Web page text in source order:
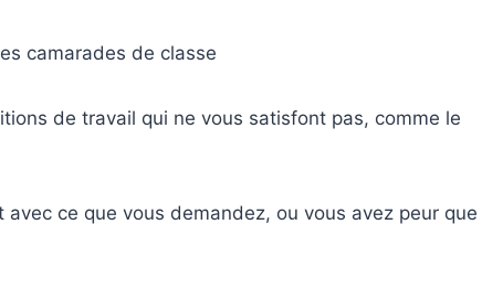
camarades de classe
de travail qui ne vous satisfont pas, comme le
ce que vous demandez, ou vous avez peur que